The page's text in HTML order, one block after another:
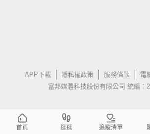
APP下載 隱私權政策 服務條款 電
富邦媒體科技股份有限公司 統編：
首頁 逛逛 追蹤清單